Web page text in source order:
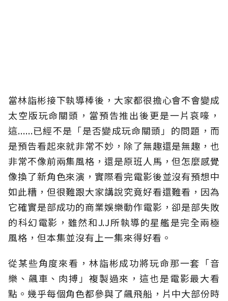
當林詣彬接下執導棒後，大家都很擔心會不會變成
太空版玩命關頭，當預告推出後更是一片哀嚎，
這......已經不是「是否變成玩命關頭」的問題，而
是預告看起來就非常不妙，除了無趣還是無趣，也
非常不像前兩集風格，還是原班人馬，但怎麼感覺
像換了新角色來演，實際看完電影後並沒有預想中
如此糟，但很難跟大家講說究竟好看還難看，因為
它確實是部成功的商業娛樂動作電影，卻是部失敗
的科幻電影，雖然和J.J所執導的星艦是完全兩極
風格，但本集並沒有上一集來得好看。
從某些角度來看，林詣彬成功將玩命那一套「音
樂、飆車、肉搏」複製過來，這也是電影最大看
點。幾乎每個角色都參與了飆飛船，片中大部份時